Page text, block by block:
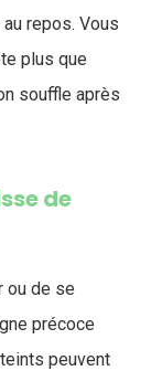
repos. Vous
plus que
souffle après
de
ou de se
précoce
peuvent